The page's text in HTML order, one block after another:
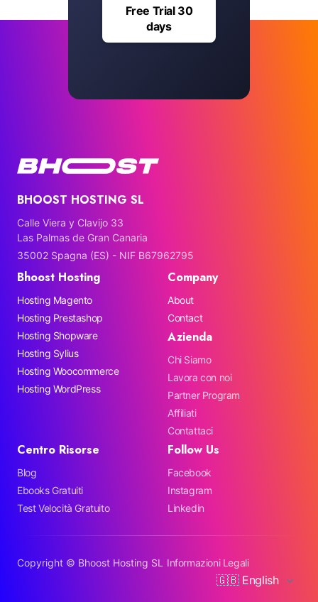
Free Trial 30
days
BHOOST HOSTING SL
Calle Viera y Clavijo 33
Las Palmas de Gran Canaria
35002 Spagna (ES) - NIF B67962795
Bhoost Hosting
Hosting Magento
Hosting Prestashop
Hosting Shopware
Hosting Sylius
Hosting Woocommerce
Hosting WordPress
Company
About
Contact
Azienda
Chi Siamo
Lavora con noi
Partner Program
Affiliati
Contattaci
Centro Risorse
Blog
Ebooks Gratuiti
Test Velocità Gratuito
Follow Us
Facebook
Instagram
Linkedin
Copyright © Bhoost Hosting SL Informazioni Legali
🇬🇧 English